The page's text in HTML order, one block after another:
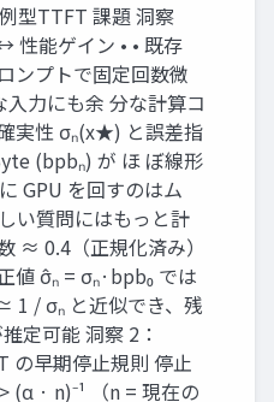
型TTFT 課題 洞察
性能ゲイン • • 既存
ンプトで固定回数微
力にも余 分な計算コ
実性 σₙ(x★) と誤差指
(bpbₙ) が ほ ぼ線形
GPU を回すのはム
い質問にはもっと計
≈ 0.4（正規化済み）
値 σ̂ₙ = σₙ·bpb₀ では
1 / σₙ と近似でき、残
定可能 洞察 2：
の早期停止規則 停止
(α · n)⁻¹ （n = 現在の